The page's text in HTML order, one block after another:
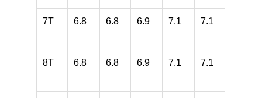
7T 6.8 6.8 6.9 7.1 7.1
8T 6.8 6.8 6.9 7.1 7.1